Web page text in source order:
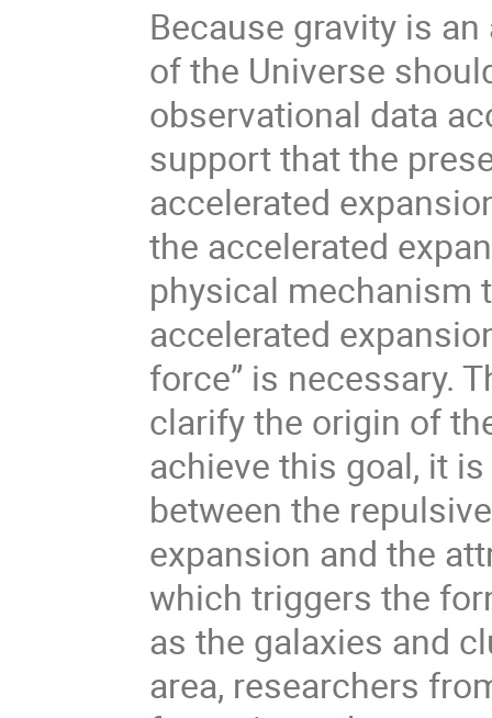
Because gravity is
of the Universe
observational data
support that the
accelerated
the accelerated
physical mechanism
accelerated
force” is necessary.
clarify the origin of
achieve this goal, it
between the
expansion and the
which triggers the
as the galaxies and
area, researchers